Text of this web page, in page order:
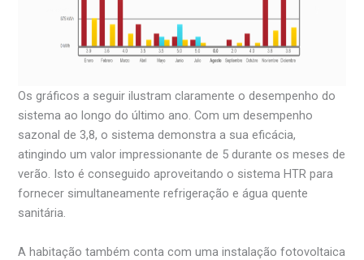
Os gráficos a seguir ilustram claramente o desempenho do
sistema ao longo do último ano. Com um desempenho
sazonal de 3,8, o sistema demonstra a sua eficácia,
atingindo um valor impressionante de 5 durante os meses de
verão. Isto é conseguido aproveitando o sistema HTR para
fornecer simultaneamente refrigeração e água quente
sanitária.
A habitação também conta com uma instalação fotovoltaica